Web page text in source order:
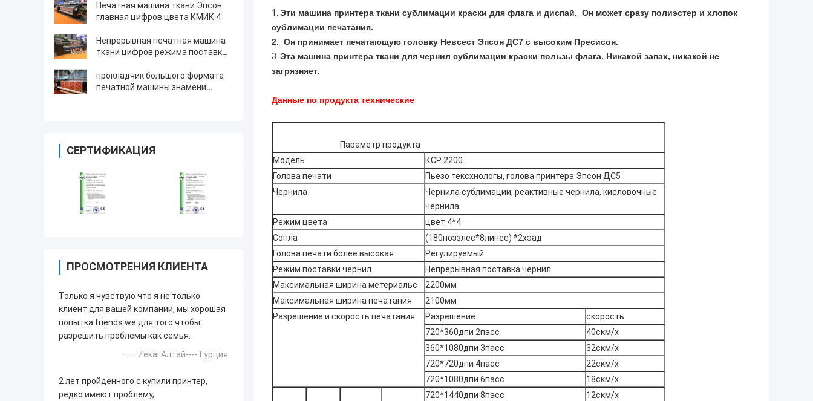
Печатная машина ткани Эпсон
главная цифров цвета КМИК 4
Непрерывная печатная машина
ткани цифров режима поставки
прокладчик большого формата
печатной машины знамени
СЕРТИФИКАЦИЯ
ПРОСМОТРЕНИЯ КЛИЕНТА
Только я чувствую что я не только
клиент для вашей компании, мы хорошая
попытка friends.we для того чтобы
разрешить проблемы как семья.
—— Zekai Алтай----Турция
2 лет пройденного с купили принтер,
редко имеют проблему,
1. Эти машина принтера ткани сублимации краски для флага и диспай. Он может сразу полиэстер и хлопок
сублимации печатания.
2. Он принимает печатающую головку Невсест Эпсон ДС7 с высоким Пресисон.
3. Эта машина принтера ткани для чернил сублимации краски пользы флага. Никакой запах, никакой не
загрязняет.
Данные по продукта технические
Параметр продукта
Модель
КСР 2200
Голова печати
Пьезо тексхнологы, голова принтера Эпсон ДС5
Чернила
Чернила сублимации, реактивные чернила, кисловочные
чернила
Режим цвета
цвет 4*4
Сопла
(180ноззлес*8линес) *2хэад
Голова печати более высокая
Регулируемый
Режим поставки чернил
Непрерывная поставка чернил
Максимальная ширина метериальс
2200мм
Максимальная ширина печатания
2100мм
Разрешение и скорость печатания
Разрешение
скорость
720*360дпи 2пасс
40скм/х
360*1080дпи 3пасс
32скм/х
720*720дпи 4пасс
22скм/х
720*1080дпи 6пасс
18скм/х
720*1440дпи 8пасс
12скм/х